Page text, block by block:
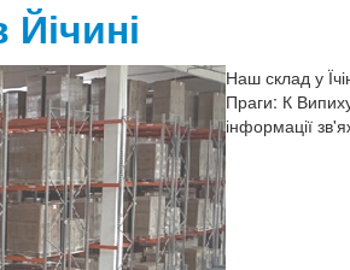
Наш склад у
Праги: К
інформації